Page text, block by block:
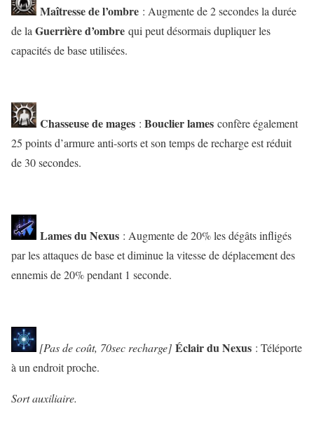
Maîtresse de l’ombre : Augmente de 2 secondes la durée
de la Guerrière d’ombre qui peut désormais dupliquer les
capacités de base utilisées.
Chasseuse de mages : Bouclier lames confère également
25 points d’armure anti-sorts et son temps de recharge est réduit
de 30 secondes.
Lames du Nexus : Augmente de 20% les dégâts infligés
par les attaques de base et diminue la vitesse de déplacement des
ennemis de 20% pendant 1 seconde.
[Pas de coût, 70sec recharge] Éclair du Nexus : Téléporte
à un endroit proche.
Sort auxiliaire.